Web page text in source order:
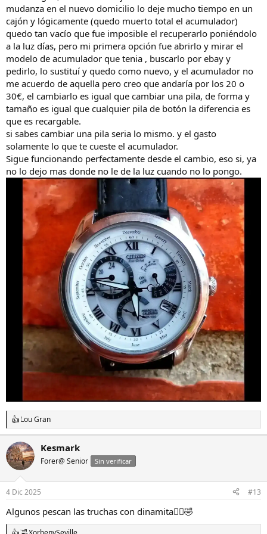
mudanza en el nuevo domicilio lo deje mucho tiempo en un
cajón y lógicamente (quedo muerto total el acumulador)
quedo tan vacío que fue imposible el recuperarlo poniéndolo
a la luz días, pero mi primera opción fue abrirlo y mirar el
modelo de acumulador que tenia , buscarlo por ebay y
pedirlo, lo sustituí y quedo como nuevo, y el acumulador no
me acuerdo de aquella pero creo que andaría por los 20 o
30€, el cambiarlo es igual que cambiar una pila, de forma y
tamaño es igual que cualquier pila de botón la diferencia es
que es recargable.
si sabes cambiar una pila seria lo mismo. y el gasto
solamente lo que te cueste el acumulador.
Sigue funcionando perfectamente desde el cambio, eso si, ya
no lo dejo mas donde no le de la luz cuando no lo pongo.
R
e
a
c
c
o
n
e
s
Lou Gran
Kesmark
Forer@ Senior Sin verificar
4 Dic 2025 #13
Algunos pescan las truchas con dinamita🤦‍♂️🤣